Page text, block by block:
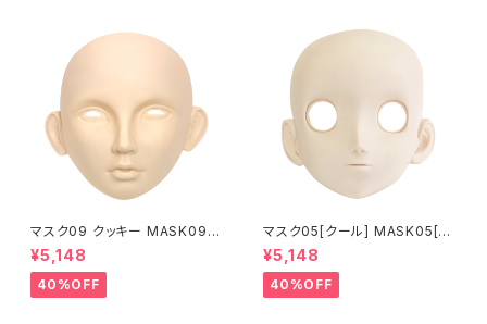
マスク09 クッキー MASK09
“COOKIE”
¥5,148
40%OFF
マスク05[クール] MASK05[C
OOL]
¥5,148
40%OFF